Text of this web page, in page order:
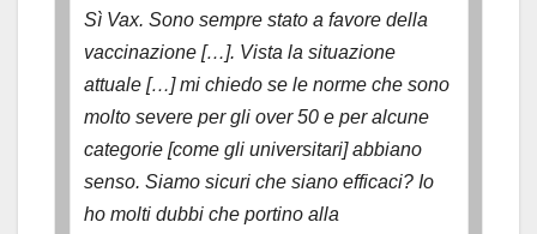
Sì Vax. Sono sempre stato a favore della
vaccinazione […]. Vista la situazione
attuale […] mi chiedo se le norme che sono
molto severe per gli over 50 e per alcune
categorie [come gli universitari] abbiano
senso. Siamo sicuri che siano efficaci? Io
ho molti dubbi che portino alla